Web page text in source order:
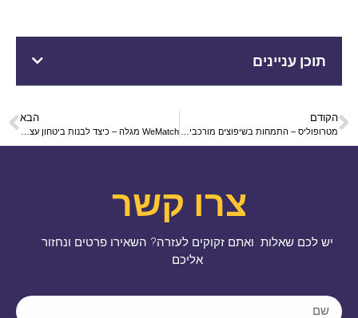
תוכן עניינים
הקודם הבא
צרו קשר
יש לכם שאלות ואתם זקוקים לעזרה? השאירו פרטים ונחזור
אליכם